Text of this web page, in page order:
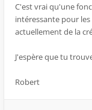
C'est vrai qu'une
intéressante pour
actuellement de la
J'espère que tu
Robert